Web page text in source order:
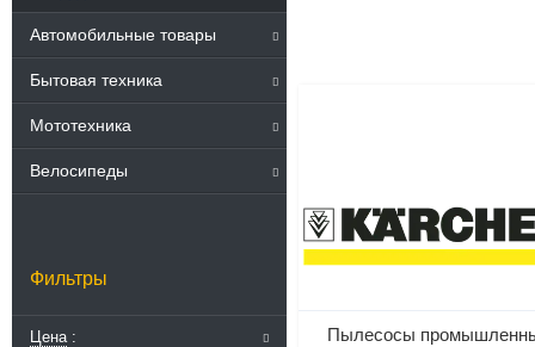
Автомобильные товары
Бытовая техника
Мототехника
Велосипеды
Фильтры
Цена
Пылесосы